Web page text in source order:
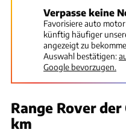
Verpasse keine
Favorisiere auto
künftig häufiger
angezeigt zu
Auswahl bestätigen:
Google bevorzugen.
Range Rover
km